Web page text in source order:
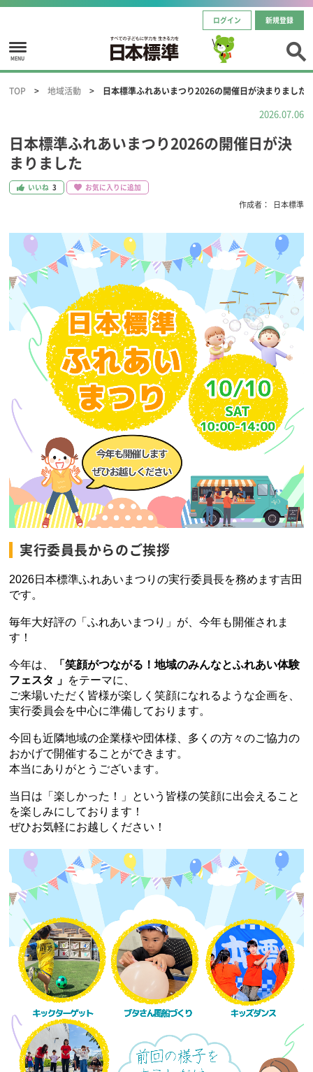
ログイン 新規登録
MENU
TOP 地域活動 日本標準ふれあいまつり2026の開催日が決まりました
日本標準ふれあいまつり2026の開催日が決
まりました
2026.07.06
いいね 3 お気に入りに追加
作成者： 日本標準
実行委員長からのご挨拶
2026日本標準ふれあいまつりの実行委員長を務めます吉田
です。
毎年大好評の「ふれあいまつり」が、今年も開催されま
す！
今年は、
「笑顔がつながる！地域のみんなとふれあい体験
フェスタ 」 をテーマに、
ご来場いただく皆様が楽しく笑顔になれるような企画を、
実行委員会を中心に準備しております。
今回も近隣地域の企業様や団体様、多くの方々のご協力の
おかげで開催することができます。
本当にありがとうございます。
当日は「楽しかった！」という皆様の笑顔に出会えること
を楽しみにしております！
ぜひお気軽にお越しください！